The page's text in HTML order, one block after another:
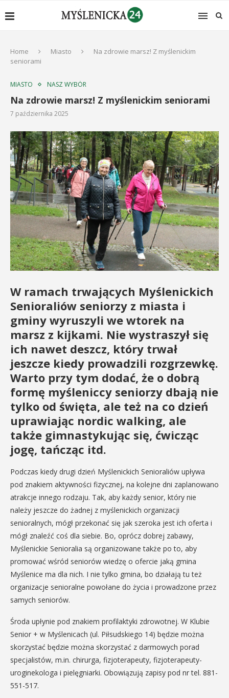
Home Miasto
Na zdrowie marsz! Z myślenickim
seniorami
MIASTO NASZ WYBÓR
Na zdrowie marsz! Z myślenickim seniorami
7 października 2025
W ramach trwających Myślenickich
Senioraliów seniorzy z miasta i
gminy wyruszyli we wtorek na
marsz z kijkami. Nie wystraszył się
ich nawet deszcz, który trwał
jeszcze kiedy prowadzili rozgrzewkę.
Warto przy tym dodać, że o dobrą
formę myśleniccy seniorzy dbają nie
tylko od święta, ale też na co dzień
uprawiając nordic walking, ale
także gimnastykując się, ćwicząc
jogę, tańcząc itd.
Podczas kiedy drugi dzień Myślenickich Senioraliów upływa
pod znakiem aktywności fizycznej, na kolejne dni zaplanowano
atrakcje innego rodzaju. Tak, aby każdy senior, który nie
należy jeszcze do żadnej z myślenickich organizacji
senioralnych, mógł przekonać się jak szeroka jest ich oferta i
mógł znaleźć coś dla siebie. Bo, oprócz dobrej zabawy,
Myślenickie Senioralia są organizowane także po to, aby
promować wśród seniorów wiedzę o ofercie jaką gmina
Myślenice ma dla nich. I nie tylko gmina, bo działają tu też
organizacje senioralne powołane do życia i prowadzone przez
samych seniorów.
Środa upłynie pod znakiem profilaktyki zdrowotnej. W Klubie
Senior + w Myślenicach (ul. Piłsudskiego 14) będzie można
skorzystać będzie można skorzystać z darmowych porad
specjalistów, m.in. chirurga, fizjoterapeuty, fizjoterapeuty-
uroginekologa i pielęgniarki. Obowiązują zapisy pod nr tel. 881-
551-517.